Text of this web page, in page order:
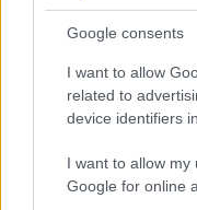
Google consents
I want to allow
related to
device identifiers
I want to allow
Google for online
Staff